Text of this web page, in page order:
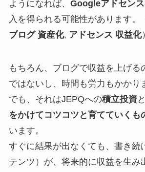
ようになれば、 Googleアドセンス
入を得られる可能性があります。
ブログ 資産化, アドセンス 収益化）
もちろん、ブログで収益を上げる
ではないし、時間も労力もかかり
でも、それはJEPQへの積立投資
をかけてコツコツと育てていくも
います。
すぐに結果が出なくても、書き続
テンツ）が、将来的に収益を生み